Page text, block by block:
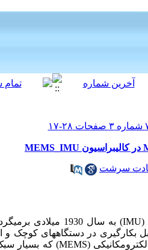
سرشت
(
IMU
) به سال 1930
بکارگیری در دستگاه­های کوچک
(
MEMS) که بسیار